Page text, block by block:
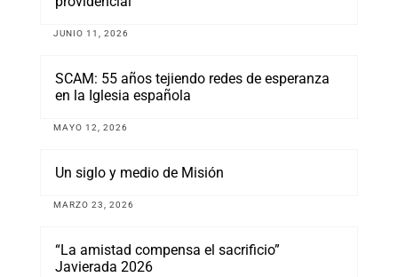
JUNIO 11, 2026
SCAM: 55 años tejiendo redes de esperanza
en la Iglesia española
MAYO 12, 2026
Un siglo y medio de Misión
MARZO 23, 2026
“La amistad compensa el sacrificio”
Javierada 2026